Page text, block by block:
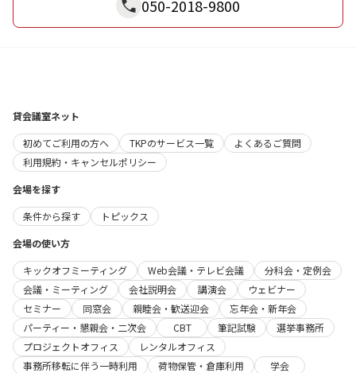
050-2018-9800
貸会議室ネット
初めてご利用の方へ
TKPのサービス一覧
よくあるご質問
利用規約・キャンセルポリシー
会場を探す
条件から探す
トピックス
会場の使い方
キックオフミーティング
Web会議・テレビ会議
分科会・定例会
会議・ミーティング
会社説明会 講演会
ウェビナー
セミナー
同窓会 親睦会・歓送迎会
忘年会・新年会
パーティー・懇親会・二次会
CBT 筆記試験
選挙事務所
プロジェクトオフィス
レンタルオフィス
事務所移転に伴う一時利用
荷物保管・倉庫利用
学会